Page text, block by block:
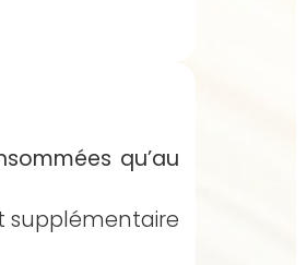
qu’au
supplémentaire